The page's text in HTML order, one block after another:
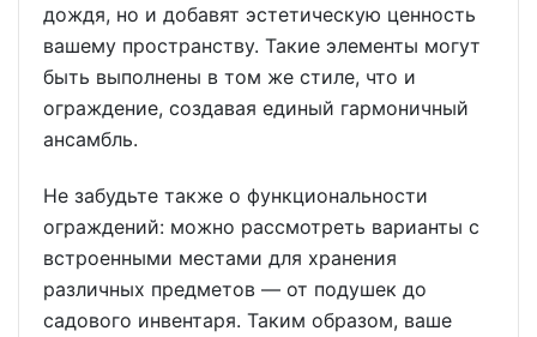
дождя, но и добавят эстетическую ценность
вашему пространству. Такие элементы могут
быть выполнены в том же стиле, что и
ограждение, создавая единый гармоничный
ансамбль.
Не забудьте также о функциональности
ограждений: можно рассмотреть варианты с
встроенными местами для хранения
различных предметов — от подушек до
садового инвентаря. Таким образом, ваше